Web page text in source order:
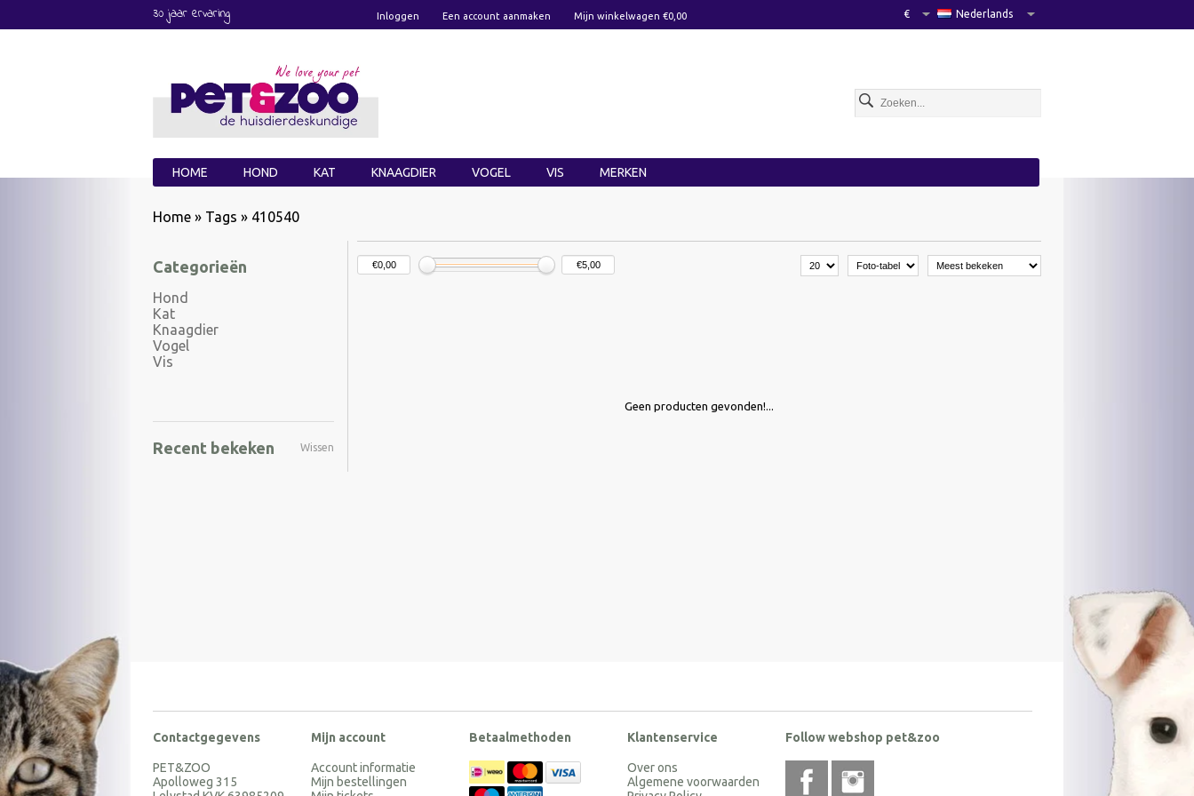
30 jaar ervaring Inloggen Een account aanmaken Mijn winkelwagen €0,00 Nederlands
€
HOME HOND KAT KNAAGDIER VOGEL VIS MERKEN
Home » Tags » 410540
Categorieën
Hond
Kat
Knaagdier
Vogel
Vis
Recent bekeken Wissen
Geen producten gevonden!...
Contactgegevens
PET&ZOO
Apolloweg 315
Mijn account
Account informatie
Mijn bestellingen
Betaalmethoden Klantenservice
Over ons
Algemene voorwaarden
Follow webshop pet&zoo